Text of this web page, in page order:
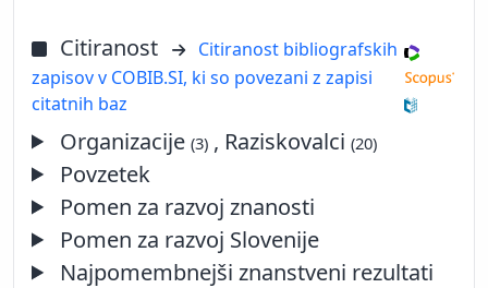
Citiranost
Citiranost bibliografskih
zapisov v COBIB.SI, ki so povezani z zapisi
citatnih baz
Organizacije(3) , Raziskovalci(20)
Povzetek
Pomen za razvoj znanosti
Pomen za razvoj Slovenije
Najpomembnejši znanstveni rezultati